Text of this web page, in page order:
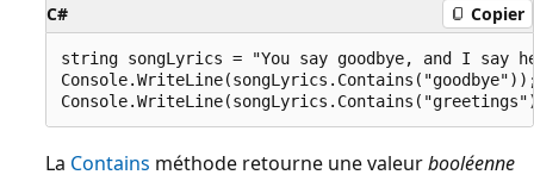
C# Copier
string songLyrics = "You say goodbye, and I say
La Contains méthode retourne une valeurbooléenne